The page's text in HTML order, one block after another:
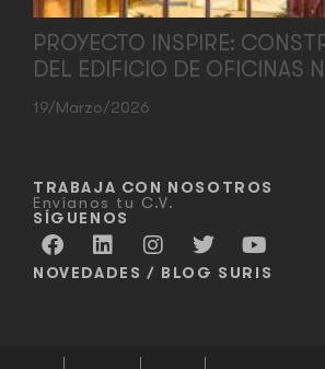
PROYECTO INSPIRE:
DEL EDIFICIO DE OFICINAS
19/marzo/2026
TRABAJA CON NOSOTROS
Envíanos tu C.V.
SÍGUENOS
NOVEDADES / BLOG SURIS